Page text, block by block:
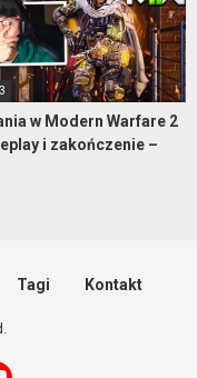
w Modern Warfare 2
i zakończenie –
Tagi Kontakt